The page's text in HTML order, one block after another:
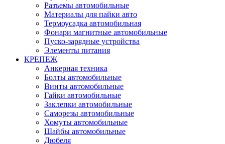
Разъемы автомобильные
Материалы для пайки авто
Термоусадка автомобильная
Фонари магнитные автомобильные
Пуско-зарядные устройства
Элементы питания
КРЕПЕЖ
Анкерная техника
Болты автомобильные
Винты автомобильные
Гайки автомобильные
Заклепки автомобильные
Саморезы автомобильные
Хомуты автомобильные
Шайбы автомобильные
Дюбеля